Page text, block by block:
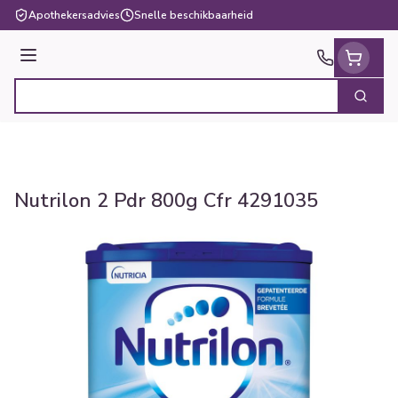
Ga naar de inhoud
Apothekersadvies Snelle beschikbaarheid
Menu
Zoek
Nutrilon 2 Pdr 800g Cfr 4291035